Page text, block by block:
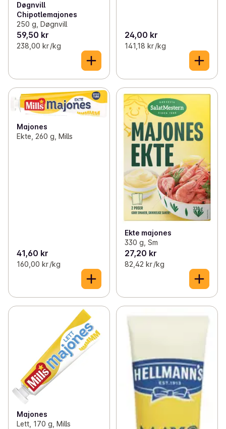
Døgnvill
Chipotlemajones
250 g, Døgnvill
59,50 kr
238,00 kr /kg
24,00 kr
141,18 kr /kg
Majones
Ekte, 260 g, Mills
41,60 kr
160,00 kr /kg
Ekte majones
330 g, Sm
27,20 kr
82,42 kr /kg
Majones
Lett, 170 g, Mills